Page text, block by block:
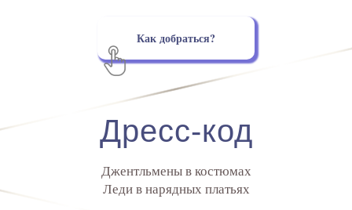
Джентльмены в костюмах
Леди в нарядных платьях
Дресс-код
Как добраться?